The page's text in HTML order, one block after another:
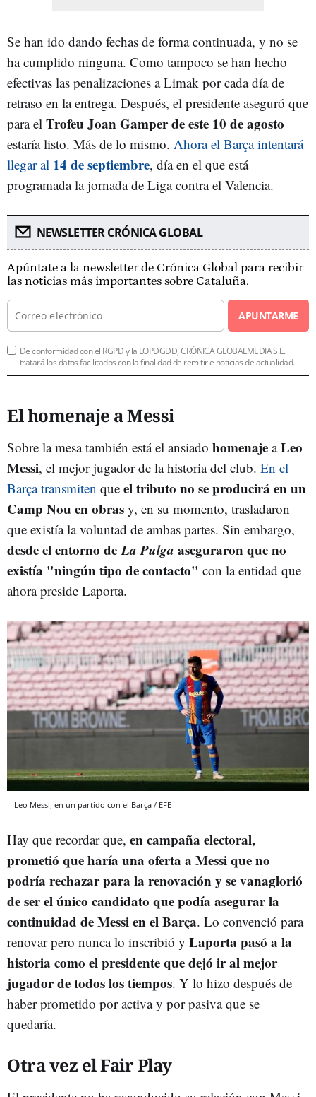
Se han ido dando fechas de forma continuada, y no se
ha cumplido ninguna. Como tampoco se han hecho
efectivas las penalizaciones a Limak por cada día de
retraso en la entrega. Después, el presidente aseguró que
para el Trofeu Joan Gamper de este 10 de agosto
estaría listo. Más de lo mismo. Ahora el Barça intentará
llegar al 14 de septiembre, día en el que está
programada la jornada de Liga contra el Valencia.
NEWSLETTER CRÓNICA GLOBAL
Apúntate a la newsletter de Crónica Global para recibir
las noticias más importantes sobre Cataluña.
APUNTARME
De conformidad con el RGPD y la LOPDGDD, CRÓNICA GLOBALMEDIA S.L.
tratará los datos facilitados con la finalidad de remitirle noticias de actualidad.
El homenaje a Messi
Sobre la mesa también está el ansiado homenaje aLeo
Messi, el mejor jugador de la historia del club. En el
Barça transmiten que el tributo no se producirá en un
Camp Nou en obras y, en su momento, trasladaron
que existía la voluntad de ambas partes. Sin embargo,
desde el entorno deLa Pulga aseguraron que no
existía "ningún tipo de contacto" con la entidad que
ahora preside Laporta.
Leo Messi, en un partido con el Barça / EFE
Hay que recordar que, en campaña electoral,
prometió que haría una oferta a Messi que no
podría rechazar para la renovación y se vanaglorió
de ser el único candidato que podía asegurar la
continuidad de Messi en el Barça. Lo convenció para
renovar pero nunca lo inscribió y Laporta pasó a la
historia como el presidente que dejó ir al mejor
jugador de todos los tiempos. Y lo hizo después de
haber prometido por activa y por pasiva que se
quedaría.
Otra vez el Fair Play